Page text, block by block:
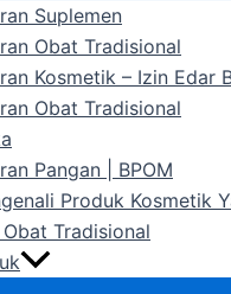
Suplemen
Obat Tradisional
Kosmetik – Izin Edar
Obat Tradisional
Pangan | BPOM
Produk Kosmetik
Tradisional